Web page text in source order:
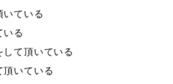
いている
いる
して頂いている
頂いている